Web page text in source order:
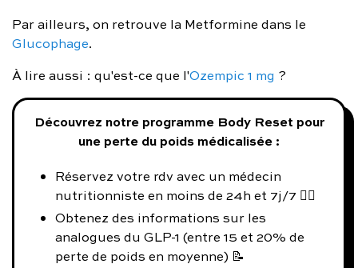
Par ailleurs, on retrouve la Metformine dans le
Glucophage.
À lire aussi : qu'est-ce que l'Ozempic 1 mg ?
Découvrez notre programme Body Reset pour
une perte du poids médicalisée :
Réservez votre rdv avec un médecin
nutritionniste en moins de 24h et 7j/7 👨‍⚕️
Obtenez des informations sur les
analogues du GLP-1 (entre 15 et 20% de
perte de poids en moyenne) 📝